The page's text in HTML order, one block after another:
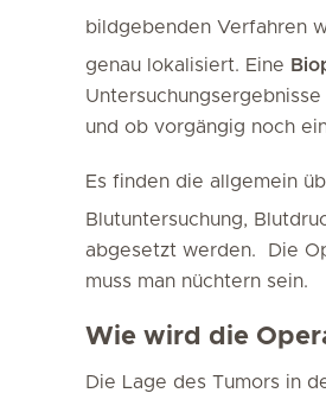
bildgebenden Verfahren
genau lokalisiert. Eine
und ob vorgängig noch
Es finden die allgemein
Blutuntersuchung,
abgesetzt werden. Die
muss man nüchtern sein.
Wie wird die
Die Lage des Tumors in